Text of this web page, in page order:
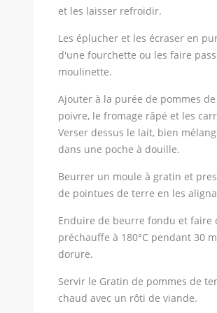
et les laisser refroidir.
Les éplucher et les écraser en
d'une fourchette ou les faire
moulinette.
Ajouter à la purée de pommes
poivre, le fromage râpé et les
Verser dessus le lait, bien
dans une poche à douille.
Beurrer un moule à gratin et
de pointues de terre en les
Enduire de beurre fondu et faire
préchauffe à 180°C pendant 30
dorure.
Servir le Gratin de pommes de
chaud avec un rôti de viande.